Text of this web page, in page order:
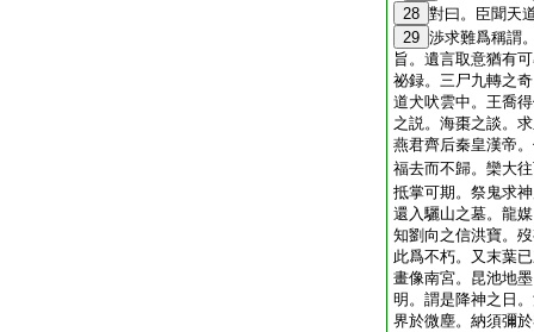
28 對曰。臣聞天
29 渉求難爲稱謂
旨。遺言取意猶有
祕録。三尸九轉之
道犬吠雲中。王喬
之説。海棗之談。
燕君齊后秦皇漢帝
福去而不歸。欒大
抵掌可期。祭鬼求
還入驪山之墓。龍
知劉向之信洪寶。
此爲不朽。又末葉
畫像南宮。昆池地
明。謂是降神之日
界於微塵。納須彌